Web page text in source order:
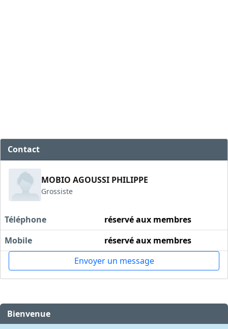
Contact
MOBIO AGOUSSI PHILIPPE
Grossiste
Téléphone
réservé aux membres
Mobile
réservé aux membres
Envoyer un message
Bienvenue